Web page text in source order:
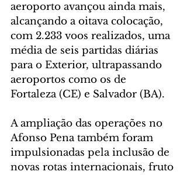
aeroporto avançou ainda mais,
alcançando a oitava colocação,
com 2.233 voos realizados, uma
média de seis partidas diárias
para o Exterior, ultrapassando
aeroportos como os de
Fortaleza (CE) e Salvador (BA).
A ampliação das operações no
Afonso Pena também foram
impulsionadas pela inclusão de
novas rotas internacionais, fruto